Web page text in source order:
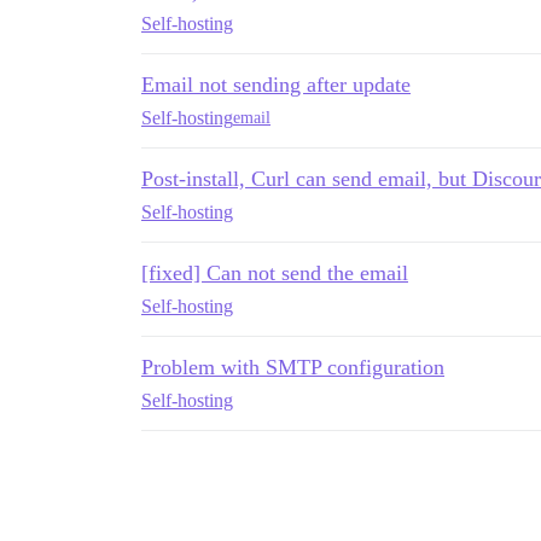
Self-hosting
Email not sending after update
Self-hostingemail
Post-install, Curl can send email, but
Self-hosting
[fixed] Can not send the email
Self-hosting
Problem with SMTP configuration
Self-hosting